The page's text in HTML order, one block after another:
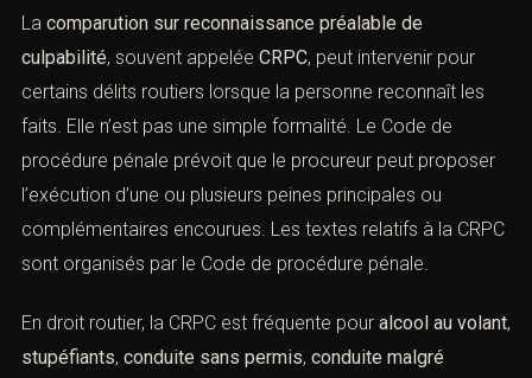
reconnaissance préalable de
culpabilité
(Honoraires en droit routier pénal :
barème et défense)
Lacomparution sur reconnaissance préalable de
culpabilité, souvent appeléeCRPC, peut intervenir pour
faits. Elle n’est pas une simple formalité. Le Code de
procédure pénale prévoit que le procureur peut